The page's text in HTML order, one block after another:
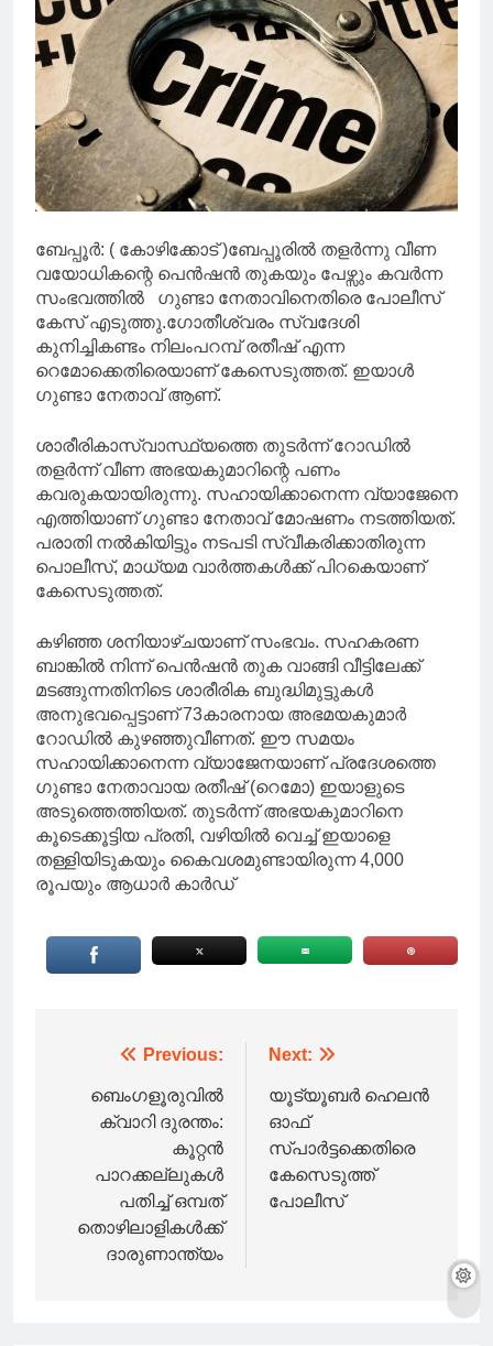
ബേപ്പൂർ: ( കോഴിക്കോട് )ബേപ്പൂരിൽ തളർന്നു വീണ
വയോധികന്റെ പെൻഷൻ തുകയും പേഴ്സും കവർന്ന
സംഭവത്തില്‍ ഗുണ്ടാ നേതാവിനെതിരെ പോലീസ്
കേസ് എടുത്തു.ഗോതീശ്വരം സ്വദേശി
കുനിച്ചികണ്ടം നിലംപറമ്പ് രതീഷ് എന്ന
റെമോക്കെതിരെയാണ് കേസെടുത്തത്. ഇയാള്‍
ഗുണ്ടാ നേതാവ് ആണ്.
ശാരീരികാസ്വാസ്ഥ്യത്തെ തുടർന്ന് റോഡിൽ
തളർന്ന് വീണ അഭയകുമാറിന്റെ പണം
കവരുകയായിരുന്നു. സഹായിക്കാനെന്ന വ്യാജേനെ
എത്തിയാണ് ഗുണ്ടാ നേതാവ് മോഷണം നടത്തിയത്.
പരാതി നൽകിയിട്ടും നടപടി സ്വീകരിക്കാതിരുന്ന
പൊലീസ്, മാധ്യമ വാർത്തകൾക്ക് പിറകെയാണ്
കേസെടുത്തത്.
കഴിഞ്ഞ ശനിയാഴ്ചയാണ് സംഭവം. സഹകരണ
ബാങ്കിൽ നിന്ന് പെൻഷൻ തുക വാങ്ങി വീട്ടിലേക്ക്
മടങ്ങുന്നതിനിടെ ശാരീരിക ബുദ്ധിമുട്ടുകൾ
അനുഭവപ്പെട്ടാണ് 73കാരനായ അഭമയകുമാര്‍
റോഡിൽ കുഴഞ്ഞുവീണത്. ഈ സമയം
സഹായിക്കാനെന്ന വ്യാജേനയാണ് പ്രദേശത്തെ
ഗുണ്ടാ നേതാവായ രതീഷ് (റെമോ) ഇയാളുടെ
അടുത്തെത്തിയത്. തുടർന്ന് അഭയകുമാറിനെ
കൂടെക്കൂട്ടിയ പ്രതി, വഴിയിൽ വെച്ച് ഇയാളെ
തള്ളിയിടുകയും കൈവശമുണ്ടായിരുന്ന 4,000
രൂപയും ആധാർ കാർഡ്
navigation
Previous:
ബെംഗളൂരുവിൽ
ക്വാറി ദുരന്തം:
കൂറ്റൻ
പാറക്കല്ലുകൾ
പതിച്ച് ഒമ്പത്
തൊഴിലാളികൾക്ക്
ദാരുണാന്ത്യം
Next:
യൂട്യൂബർ ഹെലൻ
ഓഫ്
സ്പാർട്ടക്കെതിരെ
കേസെടുത്ത്
പോലീസ്